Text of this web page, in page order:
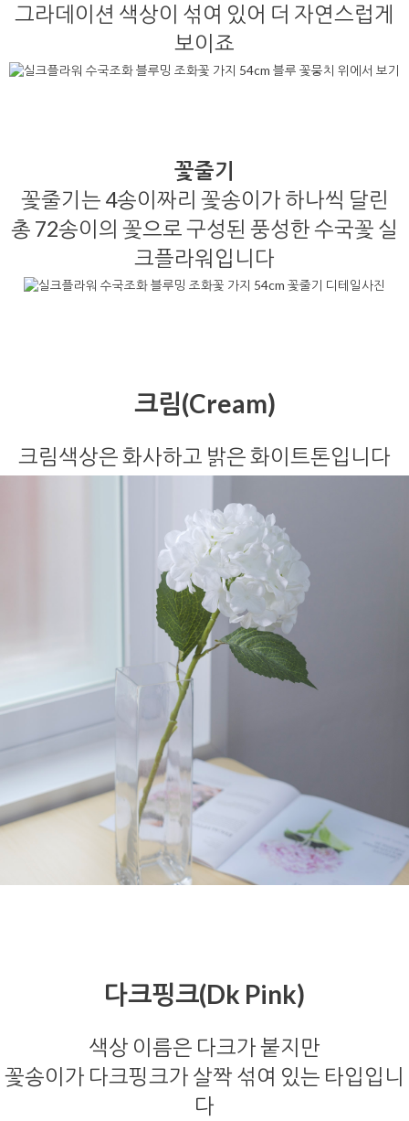
그라데이션 색상이 섞여 있어 더 자연스럽게
보이죠
꽃줄기
꽃줄기는 4송이짜리 꽃송이가 하나씩 달린
총 72송이의 꽃으로 구성된 풍성한 수국꽃 실
크플라워입니다
크림(Cream)
크림색상은 화사하고 밝은 화이트톤입니다
다크핑크(Dk Pink)
색상 이름은 다크가 붙지만
꽃송이가 다크핑크가 살짝 섞여 있는 타입입니
다